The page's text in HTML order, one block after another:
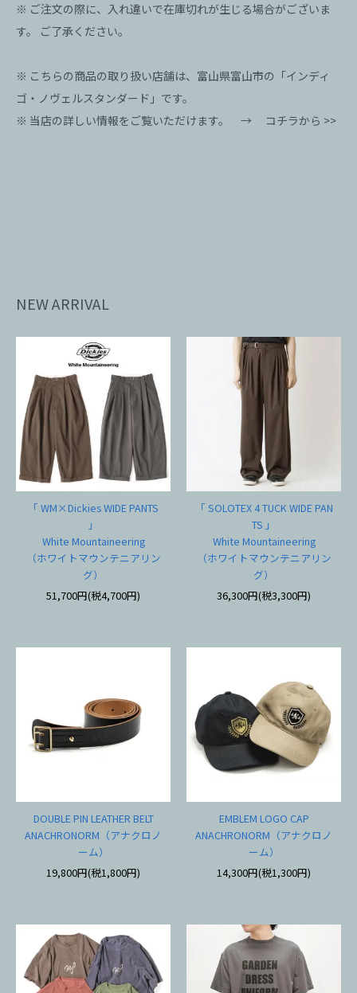
※ ご注文の際に、入れ違いで在庫切れが生じる場合がございま
す。 ご了承ください。
※ こちらの商品の取り扱い店舗は、富山県富山市の「インディ
ゴ・ノヴェルスタンダード」です。
※ 当店の詳しい情報をご覧いただけます。 → コチラから >>
NEW ARRIVAL
「 WM×Dickies WIDE PANTS
」
White Mountaineering
（ホワイトマウンテニアリン
グ）
51,700円(税4,700円)
「 SOLOTEX 4 TUCK WIDE PAN
TS 」
White Mountaineering
（ホワイトマウンテニアリン
グ）
36,300円(税3,300円)
DOUBLE PIN LEATHER BELT
ANACHRONORM（アナクロノ
ーム）
19,800円(税1,800円)
EMBLEM LOGO CAP
ANACHRONORM（アナクロノ
ーム）
14,300円(税1,300円)